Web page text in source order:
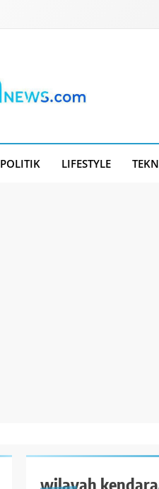
POLITIK LIFESTYLE
wilayah